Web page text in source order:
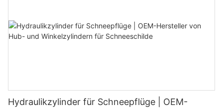
Hydraulikzylinder für Schneepflüge | OEM-